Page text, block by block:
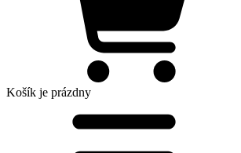
Košík je prázdny